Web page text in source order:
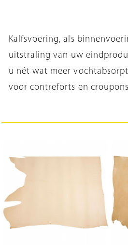
Kalfsvoering, als
uitstraling van uw
u nét wat meer
voor contreforts en